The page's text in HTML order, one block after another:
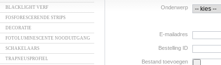
BLACKLIGHT VERF
FOSFORESCERENDE STRIPS
DECORATIE
FOTOLUMINESCENTE NOODUITGANG
SCHAKELAARS
TRAPNEUSPROFIEL
Onderwerp
E-mailadres
Bestelling ID
Bestand toevoegen